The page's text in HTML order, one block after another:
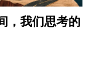
，我们思考的